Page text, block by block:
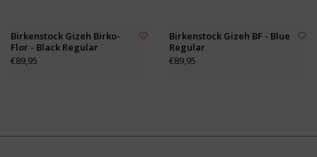
Birkenstock Gizeh Birko-
Flor - Black Regular
€89,95
Birkenstock Gizeh BF - Blue
Regular
€89,95